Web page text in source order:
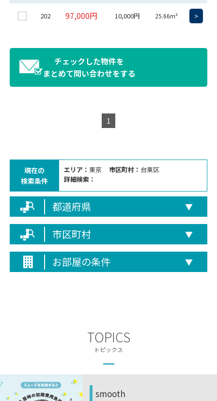
202 97,000円 10,000円 25.66m² >
チェックした物件を
まとめて問い合わせをする
1
現在の
検索条件
エリア： 東京 市区町村： 台東区
詳細検索：
都道府県 ▼
市区町村 ▼
お部屋の条件 ▼
TOPICS
トピックス
smooth